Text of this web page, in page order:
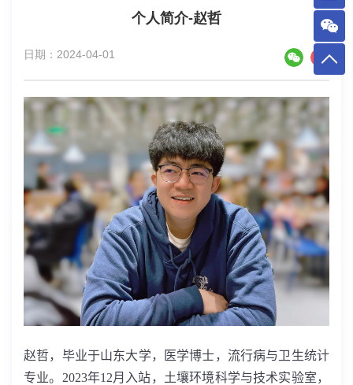
个人简介-赵哲
日期：2024-04-01
赵哲，毕业于山东大学，医学博士，流行病与卫生统计
专业。 2023年12月入站，土壤环境科学与技术实验室，